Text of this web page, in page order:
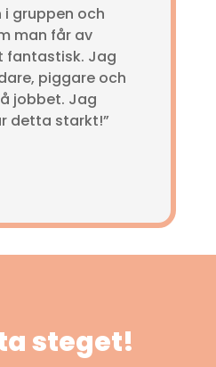
i gruppen och
man får av
fantastisk. Jag
piggare och
jobbet. Jag
detta starkt!”
steget!